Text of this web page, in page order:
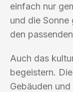
einfach nur
und die
den
Auch das
begeistern.
Gebäuden